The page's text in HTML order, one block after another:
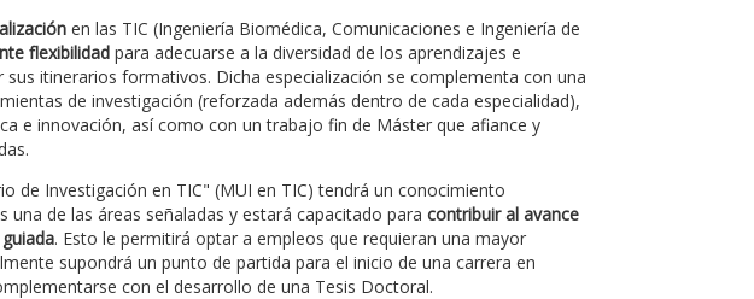
en las TIC (Ingeniería Biomédica, Comunicaciones e Ingeniería de
flexibilidadpara adecuarse a la diversidad de los aprendizajes e
itinerarios formativos. Dicha especialización se complementa con una
de investigación (reforzada además dentro de cada especialidad),
e innovación, así como con un trabajo fin de Máster que afiance y
de Investigación en TIC" (MUI en TIC) tendrá un conocimiento
de las áreas señaladas y estará capacitado para contribuir al avance
. Esto le permitirá optar a empleos que requieran una mayor
supondrá un punto de partida para el inicio de una carrera en
con el desarrollo de una Tesis Doctoral.